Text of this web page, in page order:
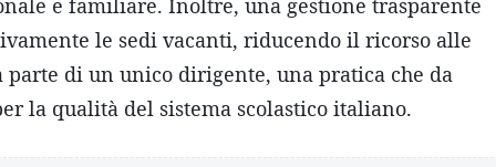
e familiare. Inoltre, una gestione trasparente
le sedi vacanti, riducendo il ricorso alle
di un unico dirigente, una pratica che da
la qualità del sistema scolastico italiano.